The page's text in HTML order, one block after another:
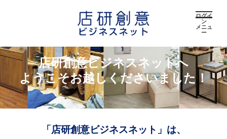
ログイ
ン
メニュ
ー
店研創意ビジネスネットへ
ようこそお越しくださいました！
「店研創意ビジネスネット」は、